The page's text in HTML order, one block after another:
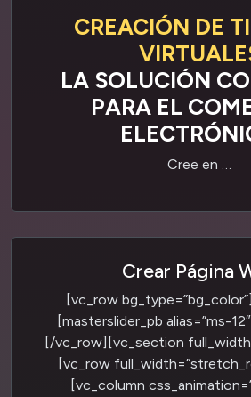
CREACIÓN DE
LA SOLUCIÓN
PARA EL
Cree en …
Crear Página
[vc_row
[masterslider_pb alias=”ms-
[/vc_row][vc_section
[vc_row
[vc_column